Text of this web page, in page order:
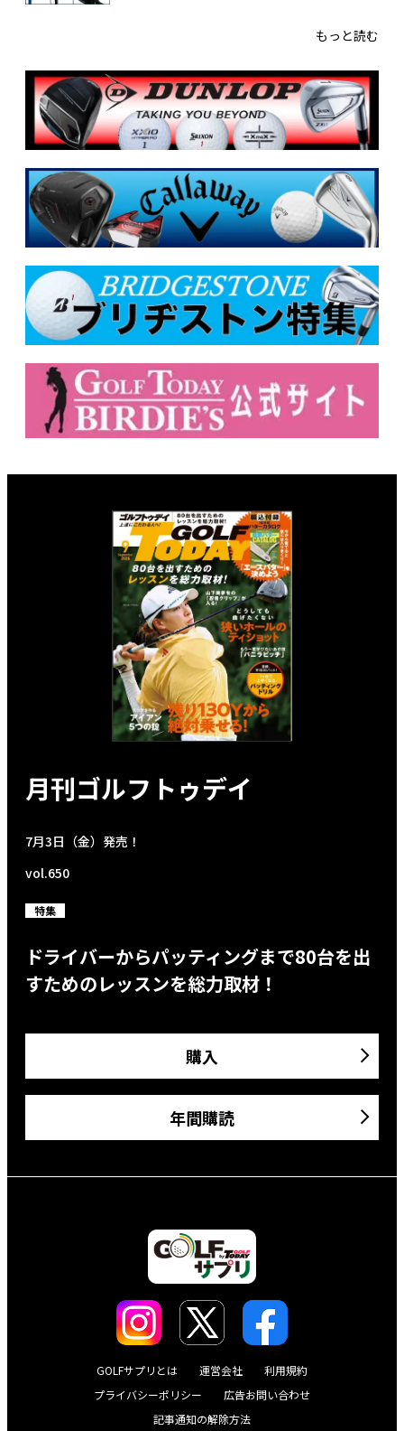
もっと読む
月刊ゴルフトゥデイ
7月3日（金）発売！
vol.650
特集
ドライバーからパッティングまで80台を出
すためのレッスンを総力取材！
購入
年間購読
GOLFサプリとは 運営会社
利用規約
プライバシーポリシー
広告お問い合わせ
記事通知の解除方法